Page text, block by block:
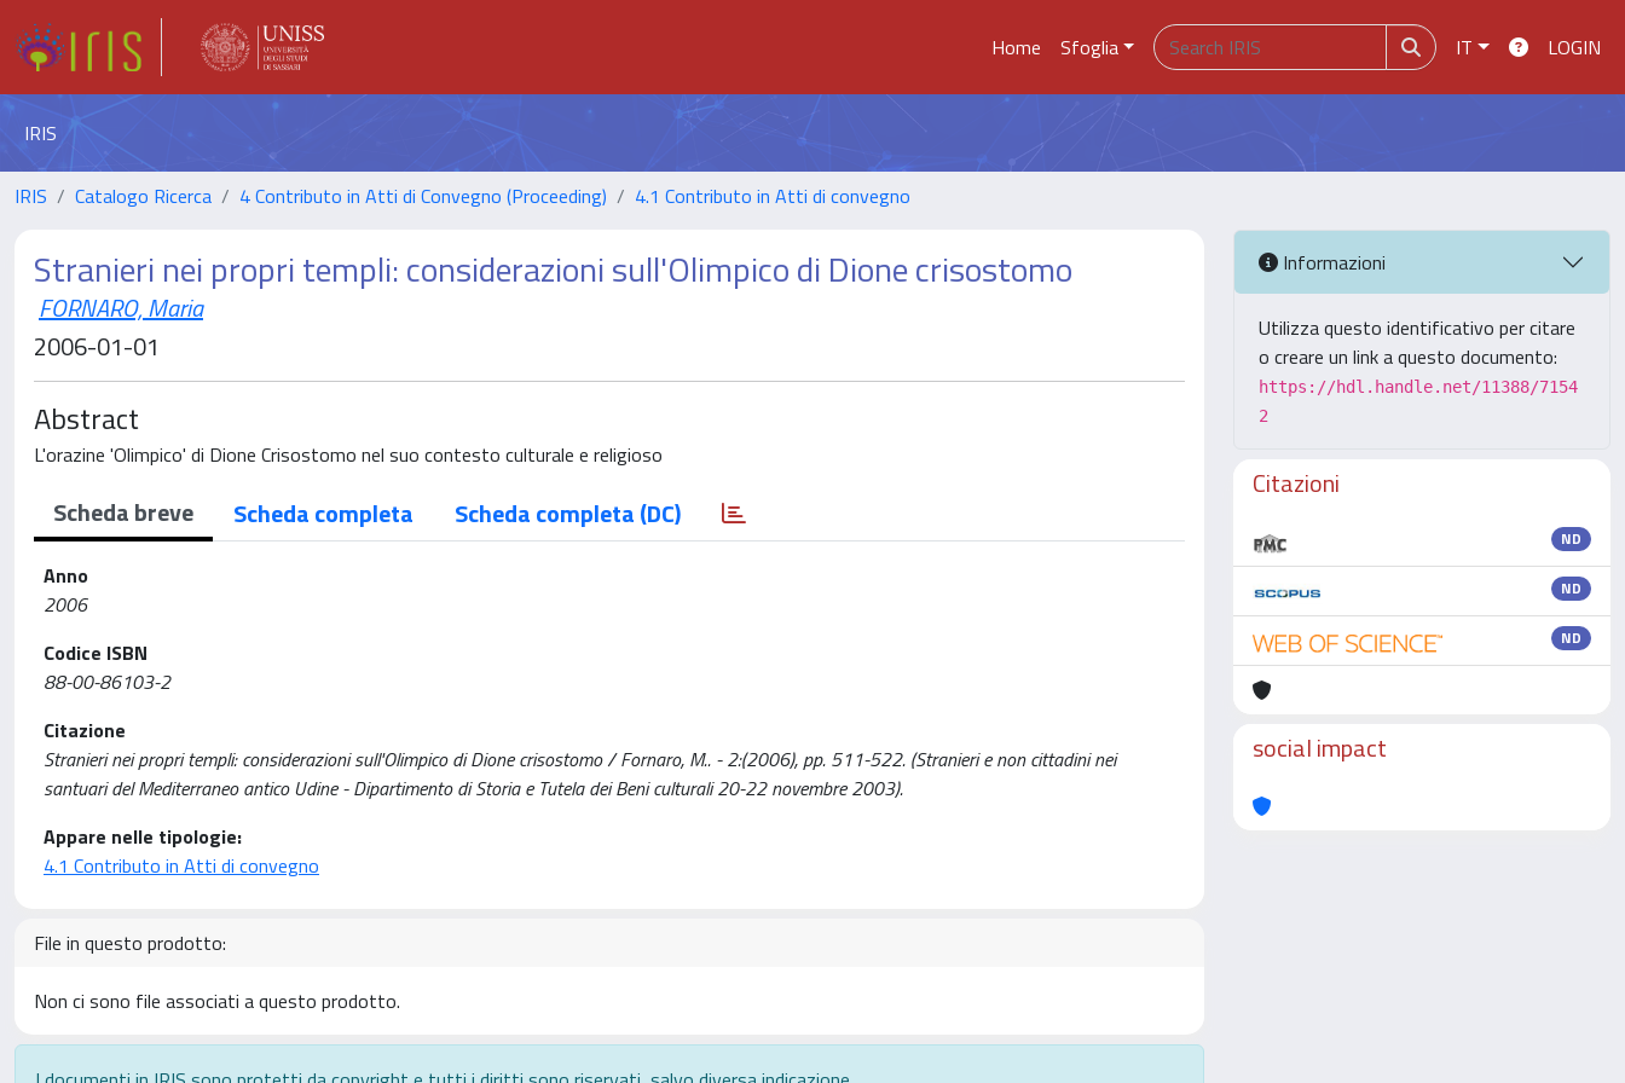
Home Sfoglia IT LOGIN
IRIS
IRIS Catalogo Ricerca 4 Contributo in Atti di Convegno (Proceeding) 4.1 Contributo in Atti di convegno
Stranieri nei propri templi: considerazioni sull'Olimpico di Dione crisostomo
FORNARO, Maria
2006-01-01
Abstract
L'orazine 'Olimpico' di Dione Crisostomo nel suo contesto culturale e religioso
Scheda breve Scheda completa Scheda completa (DC)
Anno
2006
Codice ISBN
88-00-86103-2
Citazione
Stranieri nei propri templi: considerazioni sull'Olimpico di Dione crisostomo / Fornaro, M.. - 2:(2006), pp. 511-522. (Stranieri e non cittadini nei
santuari del Mediterraneo antico Udine - Dipartimento di Storia e Tutela dei Beni culturali 20-22 novembre 2003).
Appare nelle tipologie:
4.1 Contributo in Atti di convegno
File in questo prodotto:
Non ci sono file associati a questo prodotto.
Informazioni
Utilizza questo identificativo per citare
o creare un link a questo documento:
https://hdl.handle.net/11388/7154
2
Citazioni
ND
ND
ND
social impact